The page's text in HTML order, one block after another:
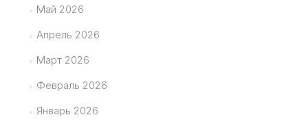
Май 2026
Апрель 2026
Март 2026
Февраль 2026
Январь 2026